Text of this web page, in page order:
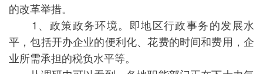
的改革举措。
1、政策政务环境。即地区行政事务的发展水
平，包括开办企业的便利化、花费的时间和费用，企
业所需承担的税负水平等。